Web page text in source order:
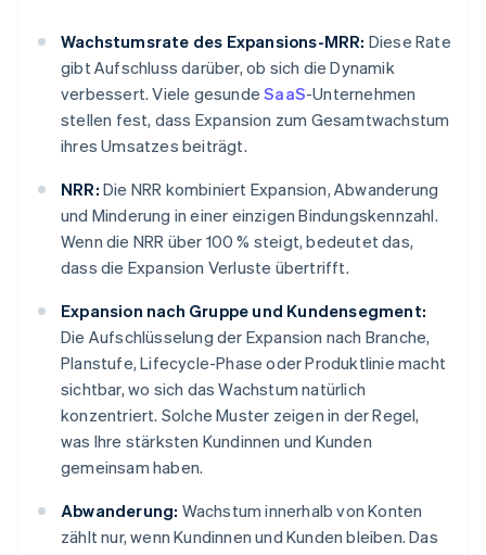
Wachstumsrate des Expansions-MRR: Diese Rate
gibt Aufschluss darüber, ob sich die Dynamik
verbessert. Viele gesundeSaaS-Unternehmen
stellen fest, dass Expansion zum Gesamtwachstum
ihres Umsatzes beiträgt.
NRR: Die NRR kombiniert Expansion, Abwanderung
und Minderung in einer einzigen Bindungskennzahl.
Wenn die NRR über 100 % steigt, bedeutet das,
dass die Expansion Verluste übertrifft.
Expansion nach Gruppe und Kundensegment:
Die Aufschlüsselung der Expansion nach Branche,
Planstufe, Lifecycle-Phase oder Produktlinie macht
sichtbar, wo sich das Wachstum natürlich
konzentriert. Solche Muster zeigen in der Regel,
was Ihre stärksten Kundinnen und Kunden
gemeinsam haben.
Abwanderung: Wachstum innerhalb von Konten
zählt nur, wenn Kundinnen und Kunden bleiben. Das